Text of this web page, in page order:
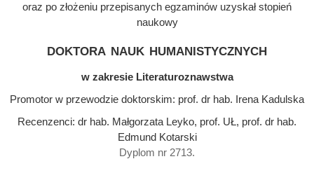
oraz po złożeniu przepisanych egzaminów uzyskał stopień
naukowy
doktora nauk humanistycznych
w zakresie Literaturoznawstwa
Promotor w przewodzie doktorskim: prof. dr hab. Irena Kadulska
Recenzenci: dr hab. Małgorzata Leyko, prof. UŁ, prof. dr hab.
Edmund Kotarski
Dyplom nr 2713.